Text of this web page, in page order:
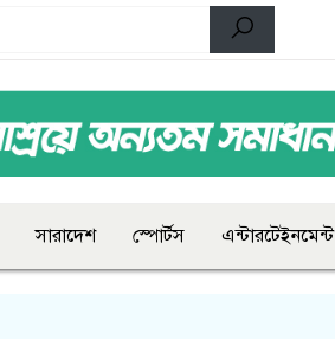
সারাদেশ স্পোর্টস এন্টারটেইনমেন্ট